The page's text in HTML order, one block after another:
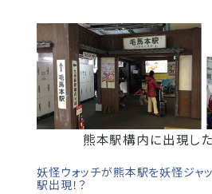
熊本駅構内に出現し
妖怪ウォッチが熊本駅を妖怪ジャ
駅出現！？